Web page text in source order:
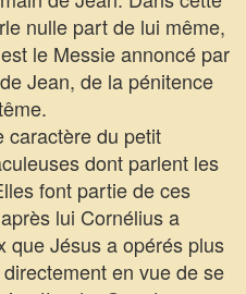
nulle part de lui même,
le Messie annoncé par
Jean, de la pénitence
caractère du petit
dont parlent les
font partie de ces
lui Cornélius a
que Jésus a opérés plus
en vue de se